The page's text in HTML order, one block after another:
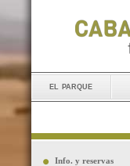
el parque
Info. y reservas